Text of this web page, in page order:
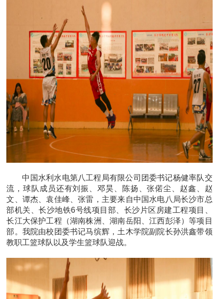
中国水利水电第八工程局有限公司团委书记杨健率队交
流，球队成员还有刘振、邓昊、陈扬、张偌尘、赵鑫、赵
文、谭杰、袁佳峰、张雷，主要来自中国水电八局长沙市总
部机关、长沙地铁6号线项目部、长沙片区房建工程项目、
长江大保护工程（湖南株洲、湖南岳阳、江西彭泽）等项目
部。我院由校团委书记马缤辉，土木学院副院长孙洪鑫带领
教职工篮球队以及学生篮球队迎战。